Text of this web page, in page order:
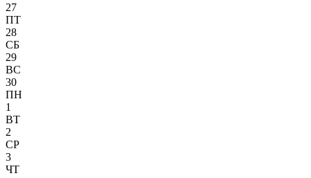
27
ПТ
28
СБ
29
ВС
30
ПН
1
ВТ
2
СР
3
ЧТ